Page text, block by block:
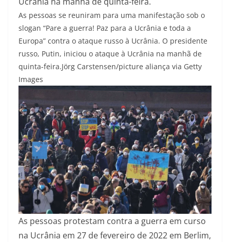
As pessoas se reuniram para uma manifestação sob o
slogan “Pare a guerra! Paz para a Ucrânia e toda a
Europa” contra o ataque russo à Ucrânia. O presidente
russo, Putin, iniciou o ataque à Ucrânia na manhã de
quinta-feira.Jörg Carstensen/picture aliança via Getty
Images
As pessoas protestam contra a guerra em curso
na Ucrânia em 27 de fevereiro de 2022 em Berlim,